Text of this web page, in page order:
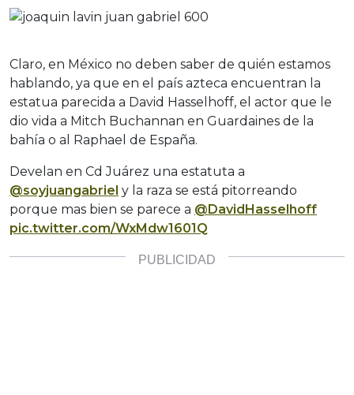
Claro, en México no deben saber de quién estamos
hablando, ya que en el país azteca encuentran la
estatua parecida a David Hasselhoff, el actor que le
dio vida a Mitch Buchannan en Guardaines de la
bahía o al Raphael de España.
Develan en Cd Juárez una estatuta a
@soyjuangabriel y la raza se está pitorreando
porque mas bien se parece a @DavidHasselhoff
pic.twitter.com/WxMdw1601Q